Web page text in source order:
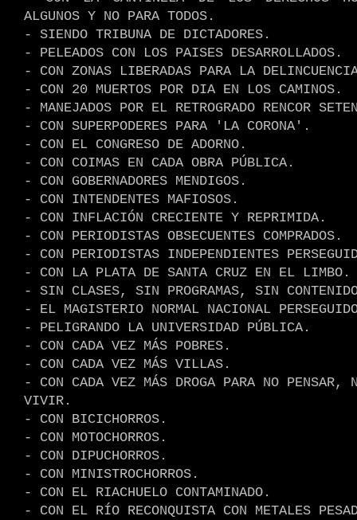
ALGUNOS Y NO PARA TODOS.
- SIENDO TRIBUNA DE DICTADORES.
- PELEADOS CON LOS PAISES DESARROLLADOS.
- CON ZONAS LIBERADAS PARA LA
- CON 20 MUERTOS POR DIA EN LOS CAMINOS.
- MANEJADOS POR EL RETROGRADO RENCOR
- CON SUPERPODERES PARA 'LA CORONA'.
- CON EL CONGRESO DE ADORNO.
- CON COIMAS EN CADA OBRA PÚBLICA.
- CON GOBERNADORES MENDIGOS.
- CON INTENDENTES MAFIOSOS.
- CON INFLACIÓN CRECIENTE Y REPRIMIDA.
- CON PERIODISTAS OBSECUENTES COMPRADOS.
- CON PERIODISTAS INDEPENDIENTES
- CON LA PLATA DE SANTA CRUZ EN EL LIMBO.
- SIN CLASES, SIN PROGRAMAS, SIN
- EL MAGISTERIO NORMAL NACIONAL
- PELIGRANDO LA UNIVERSIDAD PÚBLICA.
- CON CADA VEZ MÁS POBRES.
- CON CADA VEZ MÁS VILLAS.
- CON CADA VEZ MÁS DROGA PARA NO PENSAR,
VIVIR.
- CON BICICHORROS.
- CON MOTOCHORROS.
- CON DIPUCHORROS.
- CON MINISTROCHORROS.
- CON EL RIACHUELO CONTAMINADO.
- CON EL RÍO RECONQUISTA CON METALES